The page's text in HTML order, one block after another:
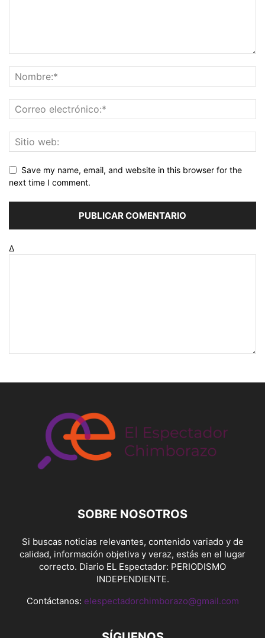
Save my name, email, and website in this browser for the
next time I comment.
Δ
SOBRE NOSOTROS
Si buscas noticias relevantes, contenido variado y de
calidad, información objetiva y veraz, estás en el lugar
correcto. Diario EL Espectador: PERIODISMO
INDEPENDIENTE.
Contáctanos: elespectadorchimborazo@gmail.com